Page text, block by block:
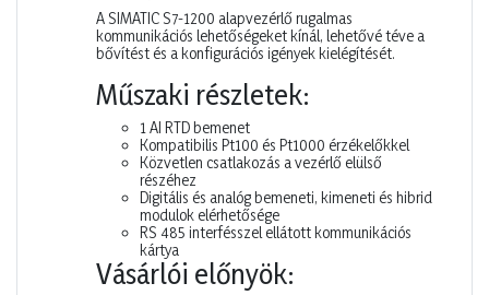
A SIMATIC S7-1200 alapvezérlő rugalmas
kommunikációs lehetőségeket kínál, lehetővé téve a
bővítést és a konfigurációs igények kielégítését.
Műszaki részletek:
1 AI RTD bemenet
Kompatibilis Pt100 és Pt1000 érzékelőkkel
Közvetlen csatlakozás a vezérlő elülső
részéhez
Digitális és analóg bemeneti, kimeneti és hibrid
modulok elérhetősége
RS 485 interfésszel ellátott kommunikációs
kártya
Vásárlói előnyök: